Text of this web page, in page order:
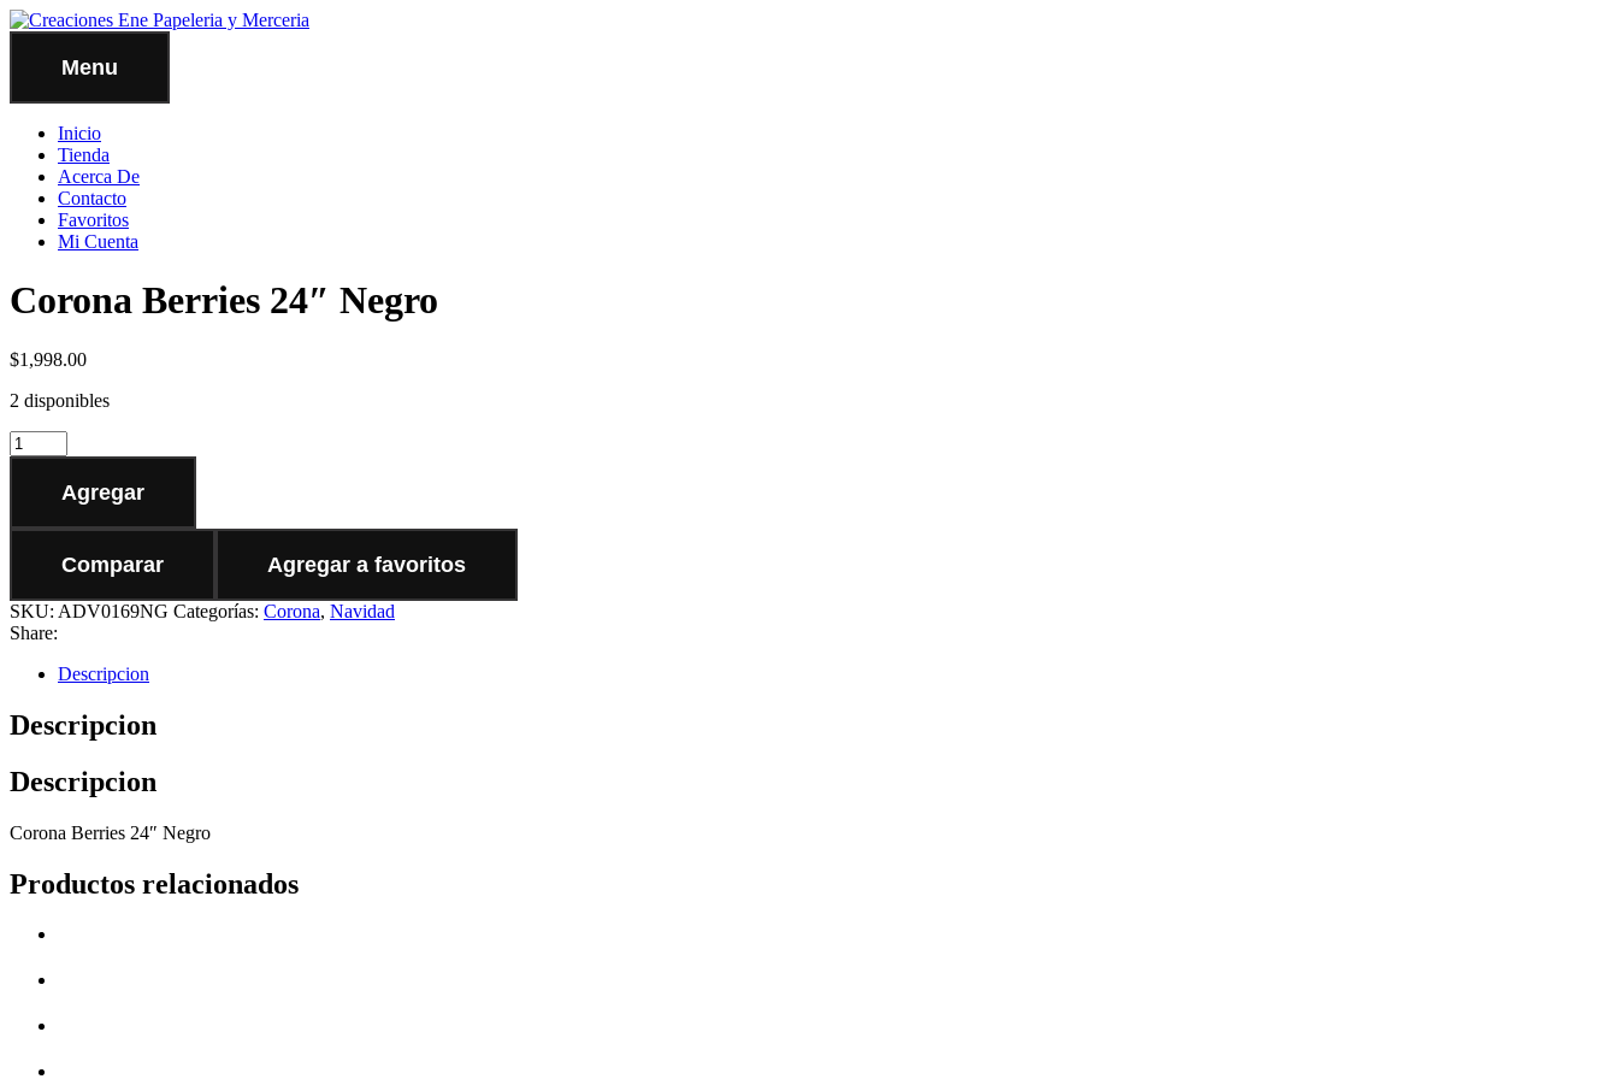
Menu
Inicio
Tienda
Acerca De
Contacto
Favoritos
Mi Cuenta
Corona Berries 24″ Negro
$1,998.00
2 disponibles
Agregar
Comparar Agregar a favoritos
SKU: ADV0169NG Categorías: Corona, Navidad
Share:
Descripcion
Descripcion
Descripcion
Corona Berries 24″ Negro
Productos relacionados